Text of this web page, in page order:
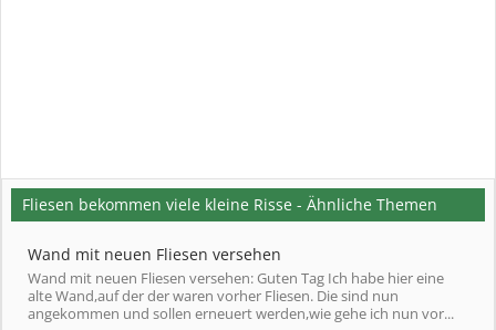
Fliesen bekommen viele kleine Risse - Ähnliche Themen
Wand mit neuen Fliesen versehen
Wand mit neuen Fliesen versehen: Guten Tag Ich habe hier eine
alte Wand,auf der der waren vorher Fliesen. Die sind nun
angekommen und sollen erneuert werden,wie gehe ich nun vor...